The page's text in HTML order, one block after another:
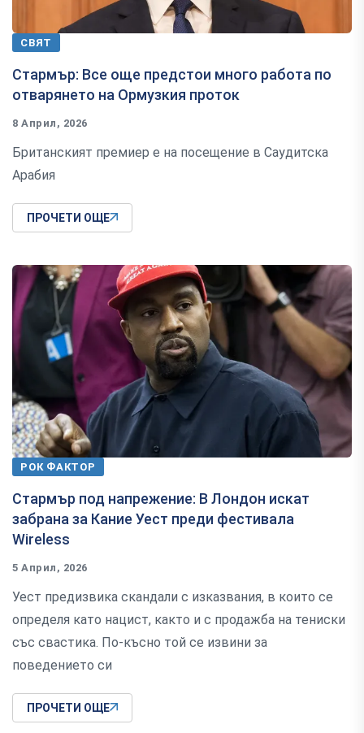
СВЯТ
Стармър: Все още предстои много работа по
отварянето на Ормузкия проток
8 Април, 2026
Британският премиер е на посещение в Саудитска
Арабия
ПРОЧЕТИ ОЩЕ
РОК ФАКТОР
Стармър под напрежение: В Лондон искат
забрана за Кание Уест преди фестивала
Wireless
5 Април, 2026
Уест предизвика скандали с изказвания, в които се
определя като нацист, както и с продажба на тениски
със свастика. По-късно той се извини за
поведението си
ПРОЧЕТИ ОЩЕ